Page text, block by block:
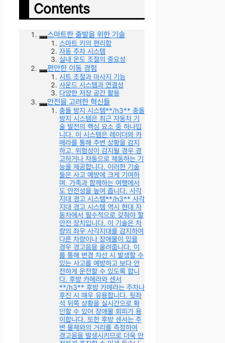
Contents
스마트한 출발을 위한 기술
스마트 키의 편리함
자동 주차 시스템
실내 온도 조절의 중요성
편안한 이동 경험
시트 조절과 마사지 기능
사운드 시스템과 연결성
다양한 저장 공간 활용
안전을 고려한 혁신들
충돌 방지 시스템**/h3** 충돌
방지 시스템은 최근 자동차 기
술 발전의 핵심 요소 중 하나입
니다. 이 시스템은 레이더와 카
메라를 통해 주변 상황을 감지
하고, 위험성이 감지될 경우 경
고하거나 자동으로 제동하는 기
능을 제공합니다. 이러한 기술
들은 사고 예방에 크게 기여하
며, 가족과 함께하는 여행에서
도 안전성을 높여 줍니다. 사각
지대 경고 시스템**/h3** 사각
지대 경고 시스템 역시 현대 자
동차에서 필수적으로 갖춰야 할
안전 장치입니다. 이 기술은 차
량의 좌우 사각지대를 감지하여
다른 차량이나 장애물이 있을
경우 경고음을 울려줍니다. 이
를 통해 변경 차선 시 발생할 수
있는 사고를 예방하고 보다 안
전하게 운전할 수 있도록 합니
다. 후방 카메라와 센서
**/h3** 후방 카메라는 주차나
후진 시 매우 유용합니다. 뒷좌
석 뒤쪽 상황을 실시간으로 확
인할 수 있어 장애물 회피가 용
이합니다. 또한 후방 센서는 주
변 물체와의 거리를 측정하여
경고음을 발생시키므로 더욱 안